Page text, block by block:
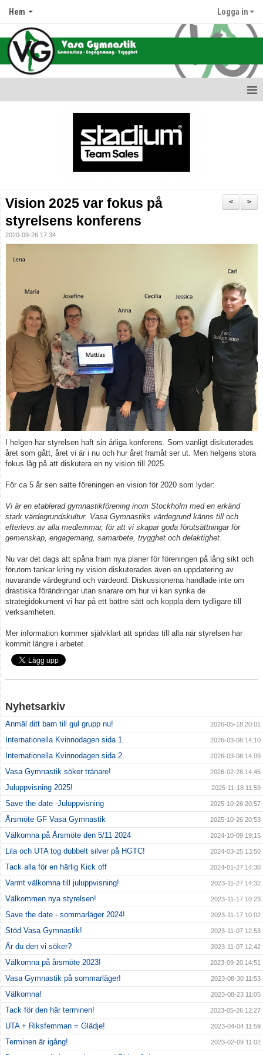
Hem Logga in
Avgifter
Hallar & Lokaler
Medlemskap
Vill du bli tränare?
Beställ föreningskläder
Kalender
Kontakt
Vanliga frågor
Integritetspolicy
Tränare
>
<
Vision 2025 var fokus på
styrelsens konferens
2020-09-26 17:34
I helgen har styrelsen haft sin årliga konferens. Som vanligt diskuterades
året som gått, året vi är i nu och hur året framåt ser ut. Men helgens stora
fokus låg på att diskutera en ny vision till 2025.
För ca 5 år sen satte föreningen en vision för 2020 som lyder:
Vi är en etablerad gymnastikförening inom Stockholm med en erkänd
stark värdegrundskultur. Vasa Gymnastiks värdegrund känns till och
efterlevs av alla medlemmar, för att vi skapar goda förutsättningar för
gemenskap, engagemang, samarbete, trygghet och delaktighet.
Nu var det dags att spåna fram nya planer för föreningen på lång sikt och
förutom tankar kring ny vision diskuterades även en uppdatering av
nuvarande värdegrund och värdeord. Diskussionerna handlade inte om
drastiska förändringar utan snarare om hur vi kan synka de
strategidokument vi har på ett bättre sätt och koppla dem tydligare till
verksamheten.
Mer information kommer självklart att spridas till alla när styrelsen har
kommit längre i arbetet.
Nyhetsarkiv
Anmäl ditt barn till gul grupp nu! 2026-05-18 20:01
Internationella Kvinnodagen sida 1. 2026-03-08 14:10
Internationella Kvinnodagen sida 2. 2026-03-08 14:09
Vasa Gymnastik söker tränare! 2026-02-28 14:45
Juluppvisning 2025! 2025-11-18 11:59
Save the date -Juluppvisning 2025-10-26 20:57
Årsmöte GF Vasa Gymnastik 2025-10-26 20:53
Välkomna på Årsmöte den 5/11 2024 2024-10-09 19:15
Lila och UTA tog dubbelt silver på HGTC! 2024-03-25 13:50
Tack alla för en härlig Kick off 2024-01-27 14:30
Varmt välkomna till juluppvisning! 2023-11-27 14:32
Välkommen nya styrelsen! 2023-11-17 10:23
Save the date - sommarläger 2024! 2023-11-17 10:02
Stöd Vasa Gymnastik! 2023-11-07 12:53
Är du den vi söker? 2023-11-07 12:42
Välkomna på årsmöte 2023! 2023-09-20 14:51
Vasa Gymnastik på sommarläger! 2023-08-30 11:53
Välkomna! 2023-08-23 11:05
Tack för den här terminen! 2023-05-26 12:27
UTA + Riksfemman = Glädje! 2023-04-04 11:59
Terminen är igång! 2023-02-09 11:02